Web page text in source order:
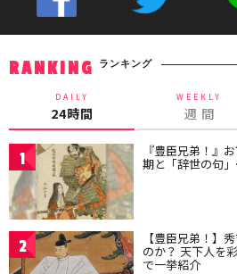
RANKING ランキング
DAILY
24時間
WEEKLY
週 間
1 『豊臣兄弟！』
期と「辞世の句
2 【豊臣兄弟！】
のか？ 天下人を
で一挙紹介